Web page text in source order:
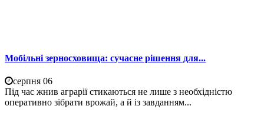
Мобільні зерносховища: сучасне рішення для...
серпня 06
Під час жнив аграрії стикаються не лише з необхідністю
оперативно зібрати врожай, а й із завданням...